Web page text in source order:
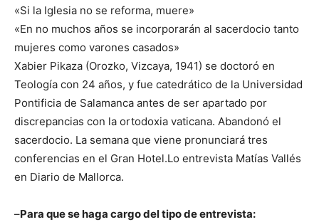
«Si la Iglesia no se reforma, muere»
«En no muchos años se incorporarán al sacerdocio tanto
mujeres como varones casados»
Xabier Pikaza (Orozko, Vizcaya, 1941) se doctoró en
Teología con 24 años, y fue catedrático de la Universidad
Pontificia de Salamanca antes de ser apartado por
discrepancias con la ortodoxia vaticana. Abandonó el
sacerdocio. La semana que viene pronunciará tres
conferencias en el Gran Hotel.Lo entrevista Matías Vallés
en Diario de Mallorca.
–Para que se haga cargo del tipo de entrevista: